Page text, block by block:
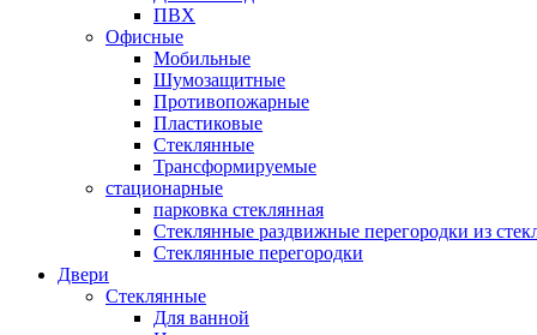
ПВХ
Офисные
Мобильные
Шумозащитные
Противопожарные
Пластиковые
Стеклянные
Трансформируемые
стационарные
парковка стеклянная
Стеклянные раздвижные перегородки из
Стеклянные перегородки
Двери
Стеклянные
Для ванной